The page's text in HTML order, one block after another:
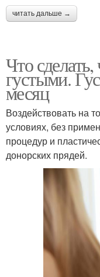
читать дальше →
Что
густыми.
месяц
Воздействовать на
условиях, без
процедур и
донорских прядей.